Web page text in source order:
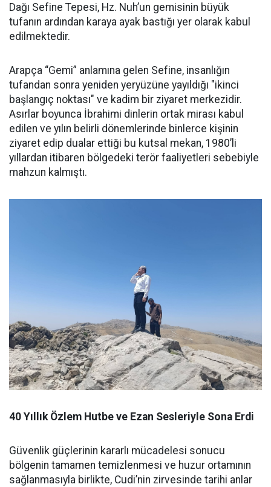
Dağı Sefine Tepesi, Hz. Nuh’un gemisinin büyük
tufanın ardından karaya ayak bastığı yer olarak kabul
edilmektedir.
Arapça “Gemi” anlamına gelen Sefine, insanlığın
tufandan sonra yeniden yeryüzüne yayıldığı "ikinci
başlangıç noktası" ve kadim bir ziyaret merkezidir.
Asırlar boyunca İbrahimi dinlerin ortak mirası kabul
edilen ve yılın belirli dönemlerinde binlerce kişinin
ziyaret edip dualar ettiği bu kutsal mekan, 1980’li
yıllardan itibaren bölgedeki terör faaliyetleri sebebiyle
mahzun kalmıştı.
40 Yıllık Özlem Hutbe ve Ezan Sesleriyle Sona Erdi
Güvenlik güçlerinin kararlı mücadelesi sonucu
bölgenin tamamen temizlenmesi ve huzur ortamının
sağlanmasıyla birlikte, Cudi’nin zirvesinde tarihi anlar